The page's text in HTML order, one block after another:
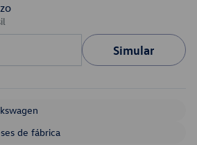
Simular
de fábrica